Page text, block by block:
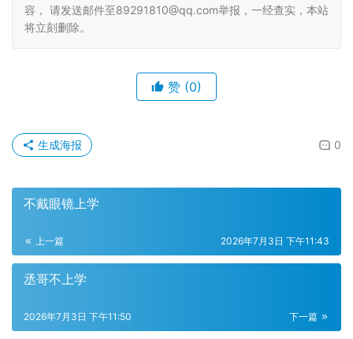
容， 请发送邮件至89291810@qq.com举报，一经查实，本站
将立刻删除。
赞 (0)
0
生成海报
不戴眼镜上学
上一篇 2026年7月3日 下午11:43
丞哥不上学
下一篇
2026年7月3日 下午11:50